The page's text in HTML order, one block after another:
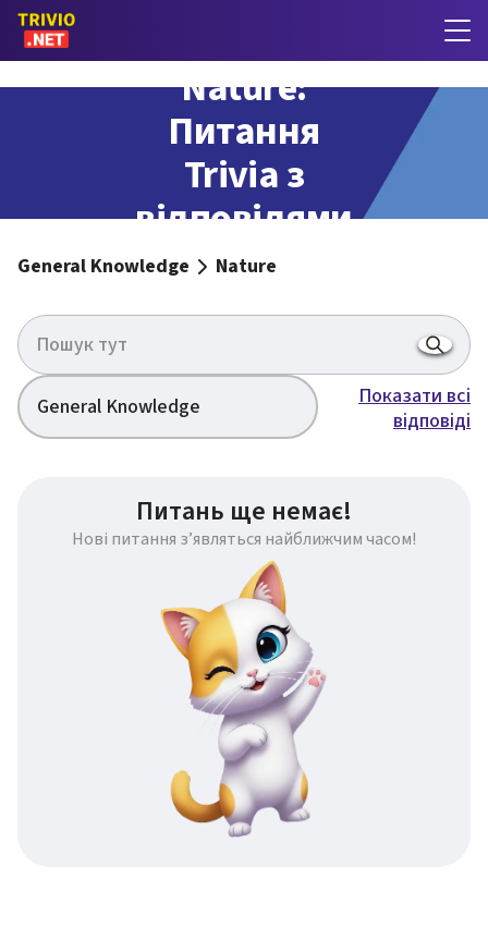
Nature:
Питання
Trivia з
відповідями
General Knowledge Nature
General Knowledge
Показати всі
відповіді
Питань ще немає!
Нові питання з’являться найближчим часом!